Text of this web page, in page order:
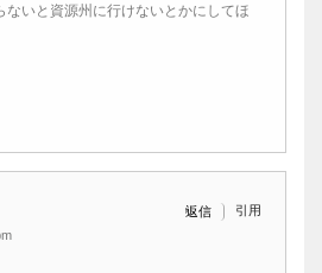
ないと資源州に行けないとかにしてほ
返信 引用